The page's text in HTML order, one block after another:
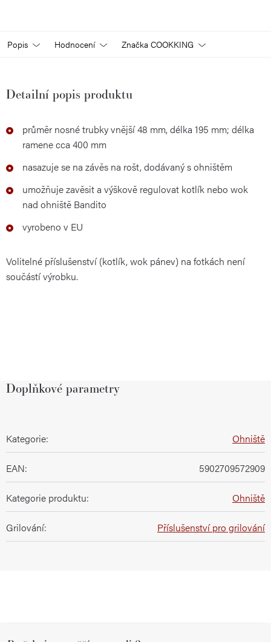
Popis Hodnocení Značka COOKKING
Detailní popis produktu
průměr nosné trubky vnější 48 mm, délka 195 mm; délka
ramene cca 400 mm
nasazuje se na závěs na rošt, dodávaný s ohništěm
umožňuje zavěsit a výškově regulovat kotlík nebo wok
nad ohniště Bandito
vyrobeno v EU
Volitelné příslušenství (kotlík, wok pánev) na fotkách není
součástí výrobku.
Doplňkové parametry
Kategorie: Ohniště
EAN: 5902709572909
Kategorie produktu: Ohniště
Grilování: Příslušenství pro grilování